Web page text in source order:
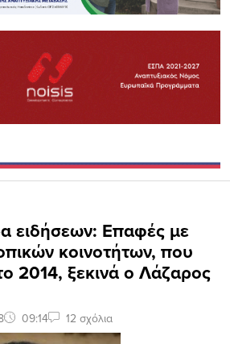
ειδήσεων: Επαφές με
κοινοτήτων, που
2014, ξεκινά ο Λάζαρος
09:14 12 σχόλια